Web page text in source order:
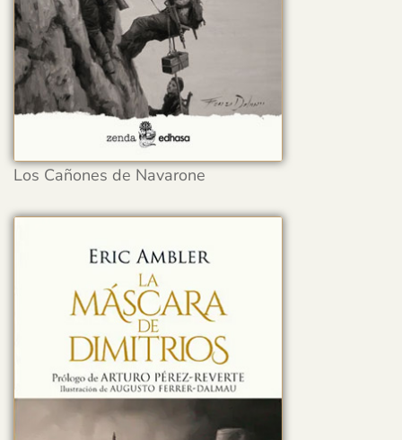
Los Cañones de Navarone